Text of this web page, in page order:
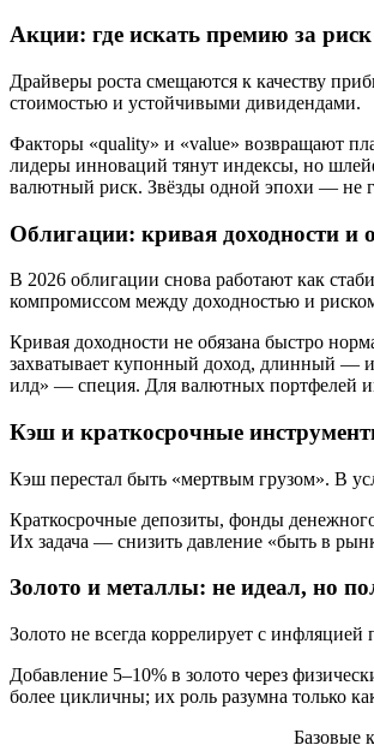
Акции: где искать премию за
Драйверы роста смещаются к качеству
стоимостью и устойчивыми дивидендами.
Факторы «quality» и «value» возвращают
лидеры инноваций тянут индексы, но
валютный риск. Звёзды одной эпохи — не
Облигации: кривая доходности и
В 2026 облигации снова работают как
компромиссом между доходностью и
Кривая доходности не обязана быстро
захватывает купонный доход, длинный —
илд» — специя. Для валютных портфелей
Кэш и краткосрочные
Кэш перестал быть «мертвым грузом». В
Краткосрочные депозиты, фонды
Их задача — снизить давление «быть в
Золото и металлы: не идеал, но
Золото не всегда коррелирует с
Добавление 5–10% в золото через
более цикличны; их роль разумна только
Базовые